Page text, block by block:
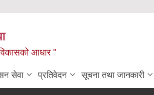
आधार "
सेवा प्रतिवेदन सूचना तथा जानकारी